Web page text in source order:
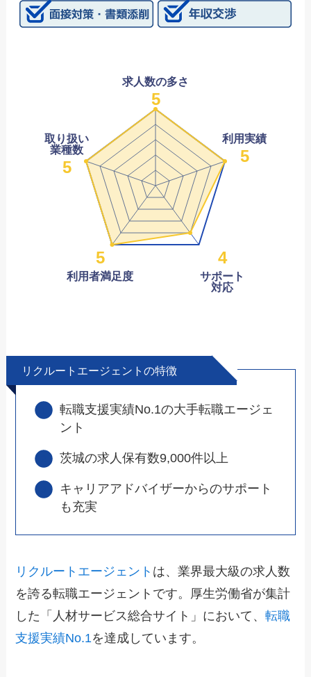
求人数の多さ
5
取り扱い
業種数
5
5
利用者満足度
4
サポート
対応
利用実績
5
リクルートエージェントの特徴
転職支援実績No.1の大手転職エージェ
ント
茨城の求人保有数9,000件以上
キャリアアドバイザーからのサポート
も充実
リクルートエージェント は、業界最大級の求人数
を誇る転職エージェントです。厚生労働省が集計
した「人材サービス総合サイト」において、転職
支援実績No.1を達成しています。